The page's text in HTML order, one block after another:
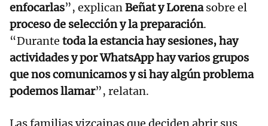
enfocarlas”, explicanBeñat y Lorenasobre el
proceso de selección y la preparación.
“Durante toda la estancia hay sesiones, hay
actividades y por WhatsApp hay varios grupos
que nos comunicamos y si hay algún problema
podemos llamar”, relatan.